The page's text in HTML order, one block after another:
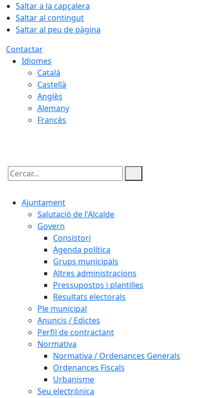
Saltar a la capçalera
Saltar al contingut
Saltar al peu de pàgina
Contactar
Idiomes
Català
Castellà
Anglès
Alemany
Francès
Cercar:
Ajuntament
Salutació de l'Alcalde
Govern
Consistori
Agenda política
Grups municipals
Altres administracions
Pressupostos i plantilles
Resultats electorals
Ple municipal
Anuncis / Edictes
Perfil de contractant
Normativa
Normativa / Ordenances Generals
Ordenances Fiscals
Urbanisme
Seu electrònica